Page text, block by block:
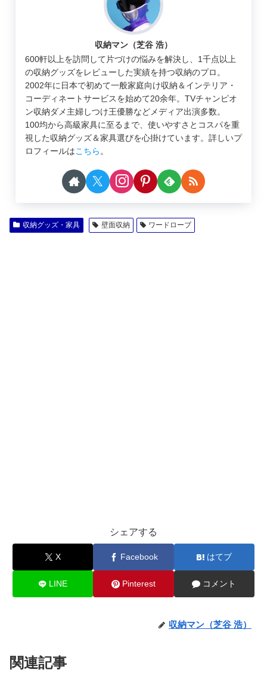
収納マン（芝谷 浩）
600軒以上を訪問して片づけの悩みを解決し、1千点以上
の収納グッズをレビューした実績を持つ収納のプロ。
2002年に日本で初めて一般家庭向け収納＆インテリア・
コーディネートサービスを始めて20余年。TVチャンピオ
ン収納ダメ主婦しつけ王優勝などメディア出演多数。
100均から高級家具に至るまで、使いやすさとコスパを重
視した収納グッズ＆家具選びを心掛けています。詳しいプ
ロフィールはこちら 。
収納グッズ・家具 壁面収納 ワードローブ
シェアする
X Facebook はてブ
LINE Pinterest コメント
収納マン（芝谷 浩）
関連記事